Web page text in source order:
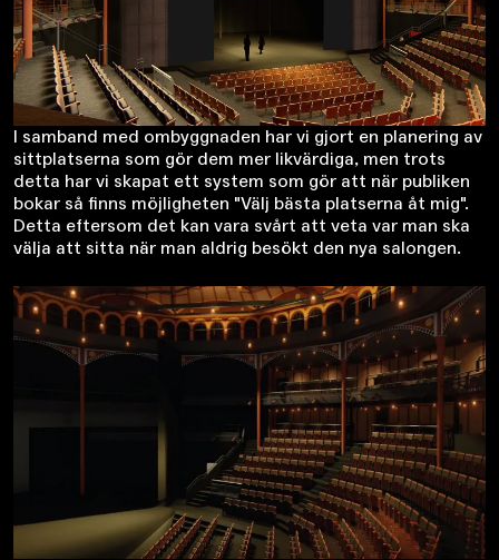
I samband med ombyggnaden har vi gjort en planering av
sittplatserna som gör dem mer likvärdiga, men trots
detta har vi skapat ett system som gör att när publiken
bokar så finns möjligheten "Välj bästa platserna åt mig".
Detta eftersom det kan vara svårt att veta var man ska
välja att sitta när man aldrig besökt den nya salongen.